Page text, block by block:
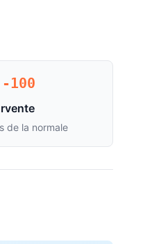
100
de la normale